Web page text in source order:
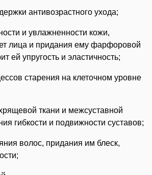
антивозрастного ухода;
и увлажненности кожи,
лица и придания ему фарфоровой
ей упругость и эластичность;
старения на клеточном уровне
ткани и межсуставной
гибкости и подвижности суставов;
волос, придания им блеск,